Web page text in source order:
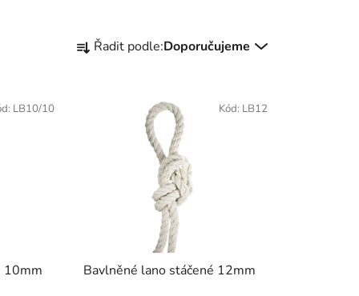
a
k
Řadit podle:Doporučujeme
10mm
LB10/10
Bavlněné lano stáčené 12mm
Kód: LB12